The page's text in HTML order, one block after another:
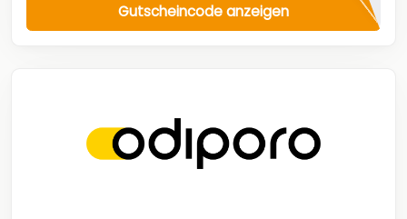
Gutscheincode anzeigen